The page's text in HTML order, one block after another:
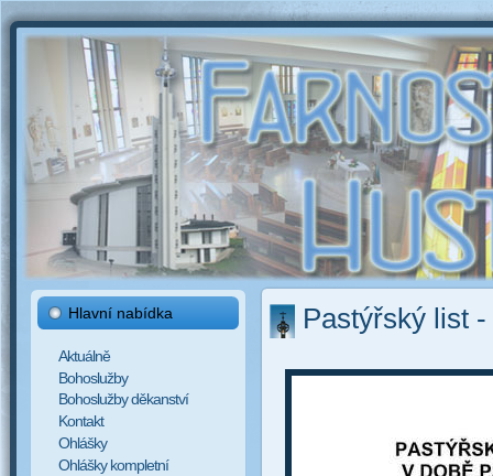
Hlavní nabídka
Aktuálně
Bohoslužby
Bohoslužby děkanství
Kontakt
Ohlášky
Ohlášky kompletní
Pastýřský list